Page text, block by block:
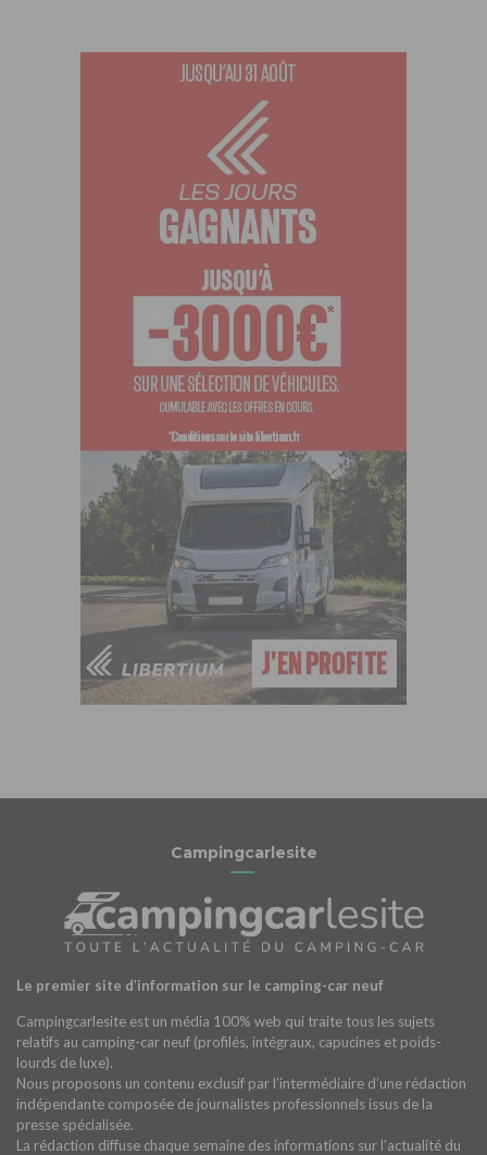
Campingcarlesite
Le premier site d’information sur le camping-car neuf
Campingcarlesite est un média 100% web qui traite tous les sujets
relatifs au camping-car neuf (profilés, intégraux, capucines et poids-
lourds de luxe).
Nous proposons un contenu exclusif par l’intermédiaire d’une rédaction
indépendante composée de journalistes professionnels issus de la
presse spécialisée.
La rédaction diffuse chaque semaine des informations sur l’actualité du